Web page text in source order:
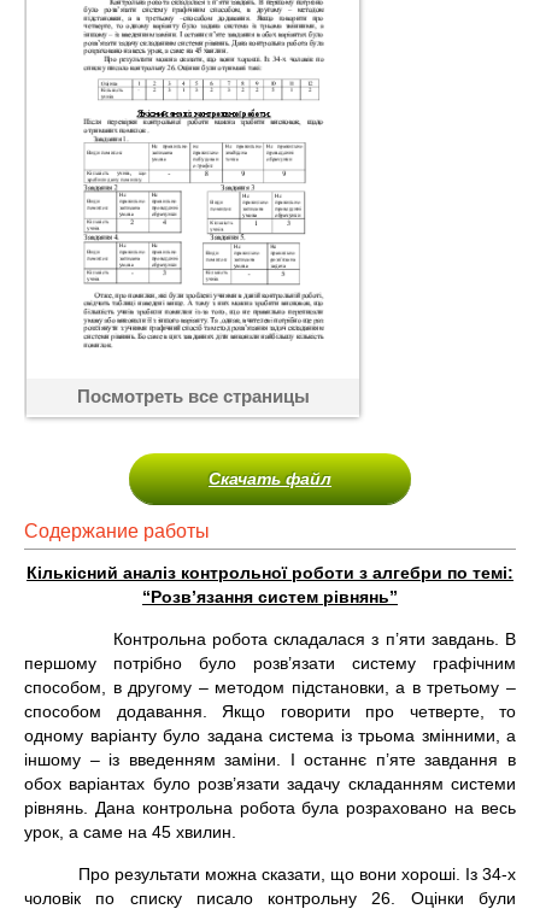
Посмотреть все страницы
Скачать файл
Содержание работы
Кількісний аналіз контрольної роботи з алгебри по темі:
“Розв’язання систем рівнянь”
Контрольна робота складалася з п’яти завдань. В
першому потрібно було розв’язати систему графічним
способом, в другому – методом підстановки, а в третьому –
способом додавання. Якщо говорити про четверте, то
одному варіанту було задана система із трьома змінними, а
іншому – із введенням заміни. І останнє п’яте завдання в
обох варіантах було розв’язати задачу складанням системи
рівнянь. Дана контрольна робота була розраховано на весь
урок, а саме на 45 хвилин.
Про результати можна сказати, що вони хороші. Із 34-х
чоловік по списку писало контрольну 26. Оцінки були